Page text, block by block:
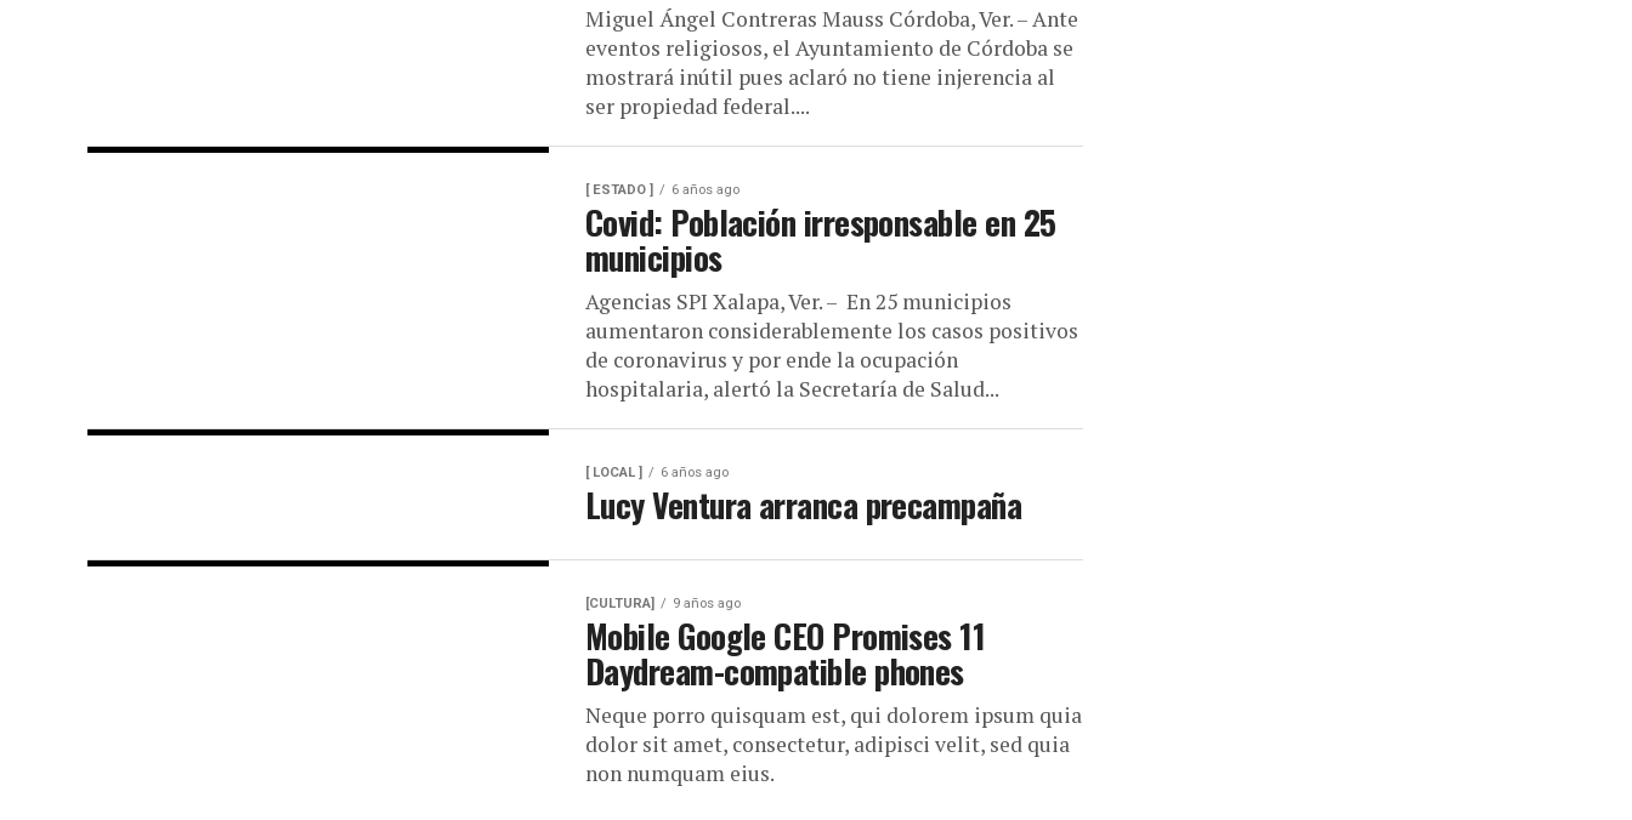
Miguel Ángel Contreras Mauss Córdoba, Ver. – Ante
eventos religiosos, el Ayuntamiento de Córdoba se
mostrará inútil pues aclaró no tiene injerencia al
ser propiedad federal....
[ ESTADO ] 6 años ago
Covid: Población irresponsable en 25
municipios
Agencias SPI Xalapa, Ver. – En 25 municipios
aumentaron considerablemente los casos positivos
de coronavirus y por ende la ocupación
hospitalaria, alertó la Secretaría de Salud...
[ LOCAL ] 6 años ago
Lucy Ventura arranca precampaña
[CULTURA] 9 años ago
Mobile Google CEO Promises 11
Daydream-compatible phones
Neque porro quisquam est, qui dolorem ipsum quia
dolor sit amet, consectetur, adipisci velit, sed quia
non numquam eius.